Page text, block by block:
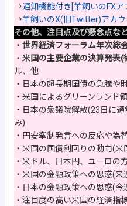
→通知機能付き[羊飼いのFXア
→羊飼いのX(旧Twitter)アカウ
その他、注目点及び懸念点な
・ 世界経済フォーラム年次総
・ 米国の主要企業の決算発表(
ル、他
・日本の超長期国債の急騰や
・米国によるグリーンランド
・日本の衆議院解散(23日に
み)
・円安牽制発言への反応や為
・米国の国債利回りの動向(米
・米ドル、日本円、ユーロの
・米国の金融政策への思惑(
・日本の金融政策への思惑(
・注目度の高い米国の経済指